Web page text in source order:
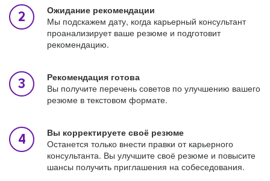
Ожидание рекомендации
Мы подскажем дату, когда карьерный консультант
проанализирует ваше резюме и подготовит
рекомендацию.
Рекомендация готова
Вы получите перечень советов по улучшению вашего
резюме в текстовом формате.
Вы корректируете своё резюме
Останется только внести правки от карьерного
консультанта. Вы улучшите своё резюме и повысите
шансы получить приглашения на собеседования.